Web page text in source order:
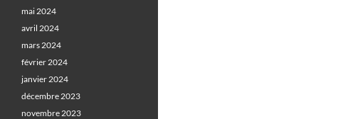
mai 2024
avril 2024
mars 2024
février 2024
janvier 2024
décembre 2023
novembre 2023